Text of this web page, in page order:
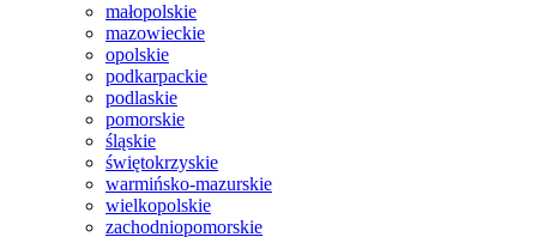
małopolskie
mazowieckie
opolskie
podkarpackie
podlaskie
pomorskie
śląskie
świętokrzyskie
warmińsko-mazurskie
wielkopolskie
zachodniopomorskie